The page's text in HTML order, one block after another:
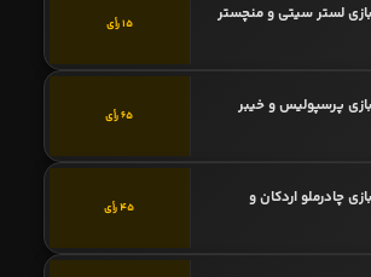
لستر سیتی و منچستر
15 رأی
پرسپولیس و خیبر
65 رأی
چادرملو اردکان و
45 رأی